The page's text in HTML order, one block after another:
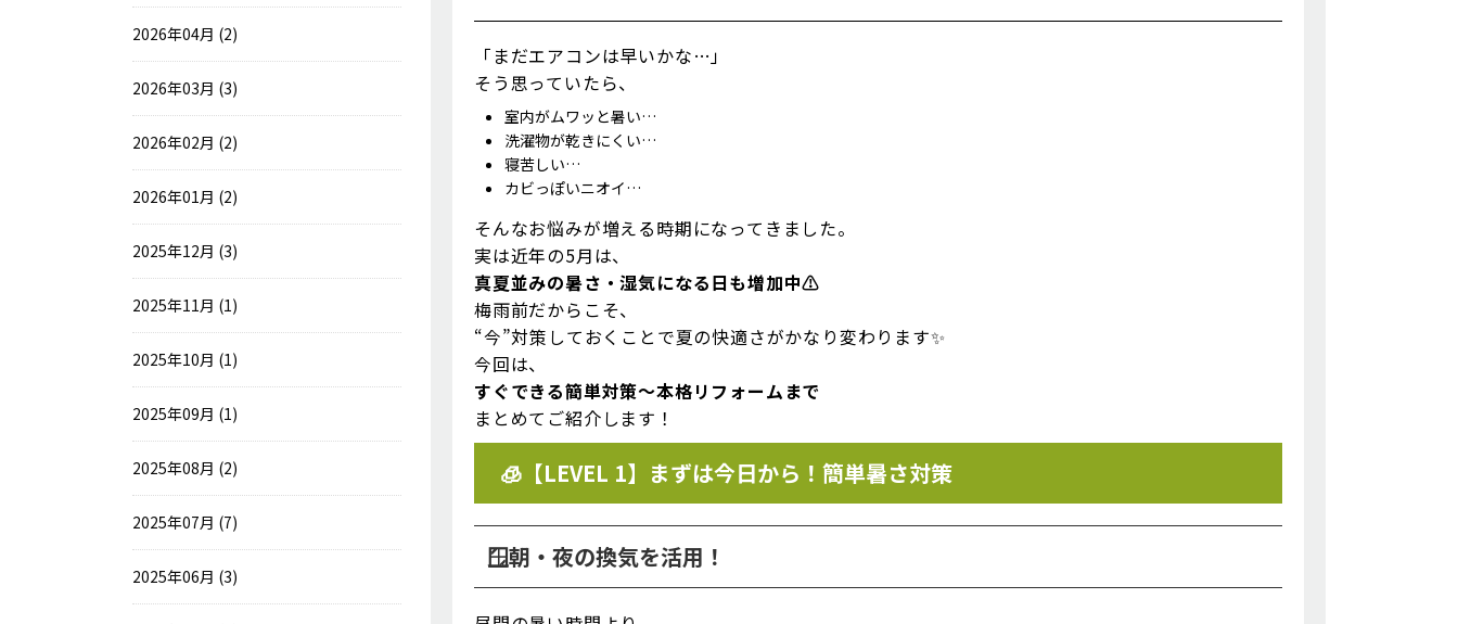
「まだエアコンは早いかな…」
そう思っていたら、
室内がムワッと暑い…
洗濯物が乾きにくい…
寝苦しい…
カビっぽいニオイ…
そんなお悩みが増える時期になってきました。
実は近年の5月は、
真夏並みの暑さ・湿気になる日も増加中⚠️
梅雨前だからこそ、
“今”対策しておくことで夏の快適さがかなり変わります✨
今回は、
すぐできる簡単対策〜本格リフォームまで
まとめてご紹介します！
🧊【LEVEL 1】まずは今日から！簡単暑さ対策
🪟朝・夜の換気を活用！
2026年04月 (2)
2026年03月 (3)
2026年02月 (2)
2026年01月 (2)
2025年12月 (3)
2025年11月 (1)
2025年10月 (1)
2025年09月 (1)
2025年08月 (2)
2025年07月 (7)
2025年06月 (3)